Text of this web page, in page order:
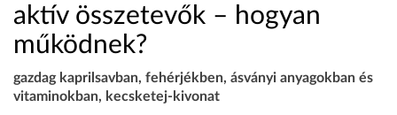
aktív összetevők – hogyan
működnek?
gazdag kaprilsavban, fehérjékben, ásványi anyagokban és
vitaminokban, kecsketej-kivonat